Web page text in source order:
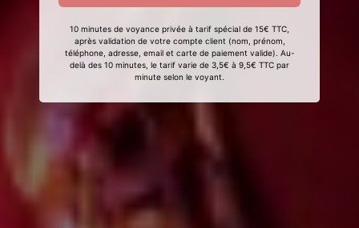
10 minutes de voyance privée à tarif spécial de 15€ TTC,
après validation de votre compte client (nom, prénom,
téléphone, adresse, email et carte de paiement valide). Au-
delà des 10 minutes, le tarif varie de 3,5€ à 9,5€ TTC par
minute selon le voyant.